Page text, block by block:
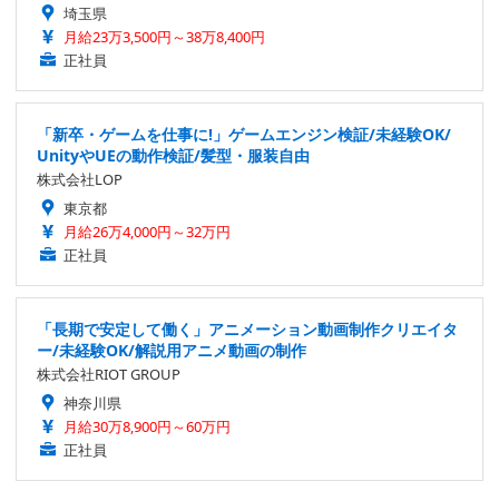
埼玉県
月給23万3,500円～38万8,400円
正社員
「新卒・ゲームを仕事に!」ゲームエンジン検証/未経験OK/
UnityやUEの動作検証/髪型・服装自由
株式会社LOP
東京都
月給26万4,000円～32万円
正社員
「長期で安定して働く」アニメーション動画制作クリエイタ
ー/未経験OK/解説用アニメ動画の制作
株式会社RIOT GROUP
神奈川県
月給30万8,900円～60万円
正社員